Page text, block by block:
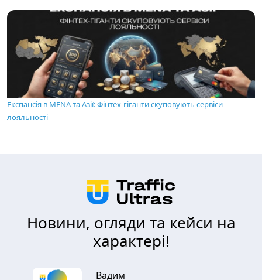
Експансія в MENA та Азії: Фінтех-гіганти скуповують сервіси
лояльності
Новини, огляди та кейси на
характері!
Вадим